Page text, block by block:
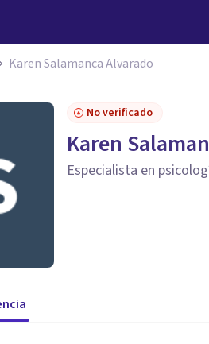
Karen Salamanca Alvarado
No verificado
Karen
Especialista en